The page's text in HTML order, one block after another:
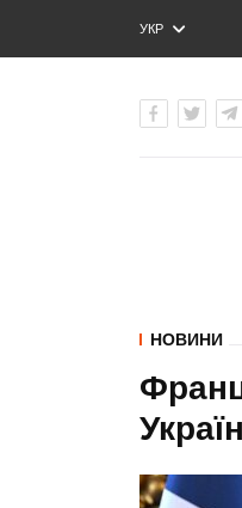
УКР
ENG
НОВИНИ